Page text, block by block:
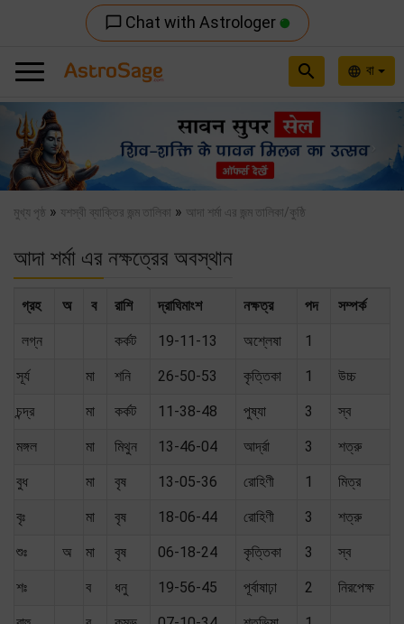
chat_bubble_outline Chat with Astrologer
language বা
search
Previous
মুখ্য পৃষ্ঠ » যশস্বী ব্যাক্তির জন্ম তালিকা » আদা শর্মা এর জন্ম তালিকা/কুষ্ঠি
আদা শর্মা এর নক্ষত্রের অবস্থান
গ্রহ অ ব রাশি দ্রাঘিমাংশ নক্ষত্র পদ সম্পর্ক
লগ্ন কর্কট 19-11-13 অশ্লেষা 1
সূর্য মা শনি 26-50-53 কৃত্তিকা 1 উচ্চ
চন্দ্র মা কর্কট 11-38-48 পুষ্যা 3 স্ব
মঙ্গল মা মিথুন 13-46-04 আর্দ্রা 3 শত্রু
বুধ মা বৃষ 13-05-36 রোহিণী 1 মিত্র
বৃঃ মা বৃষ 18-06-44 রোহিণী 3 শত্রু
শুঃ অ মা বৃষ 06-18-24 কৃত্তিকা 3 স্ব
শঃ ব ধনু 19-56-45 পূর্বাষাঢ়া 2 নিরপেক্ষ